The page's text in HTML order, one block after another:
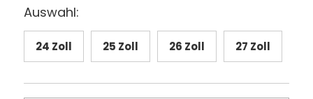
Auswahl:
24 Zoll 25 Zoll 26 Zoll 27 Zoll